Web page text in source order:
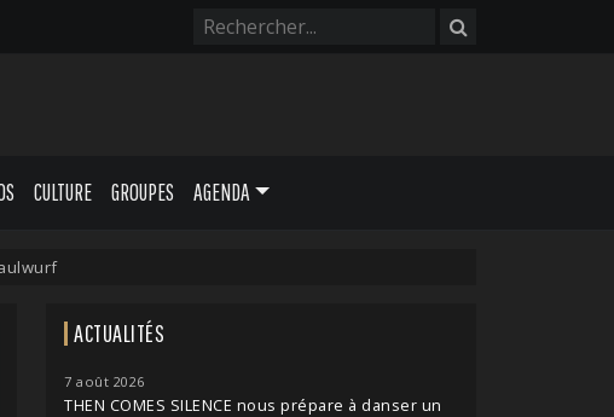
CULTURE GROUPES AGENDA
ACTUALITÉS
7 août 2026
THEN COMES SILENCE nous prépare à danser un